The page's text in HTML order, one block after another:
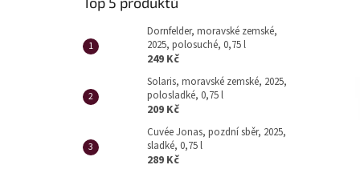
Dornfelder, moravské zemské,
2025, polosuché, 0,75 l
249 Kč
Solaris, moravské zemské, 2025,
polosladké, 0,75 l
209 Kč
Cuvée Jonas, pozdní sběr, 2025,
sladké, 0,75 l
289 Kč